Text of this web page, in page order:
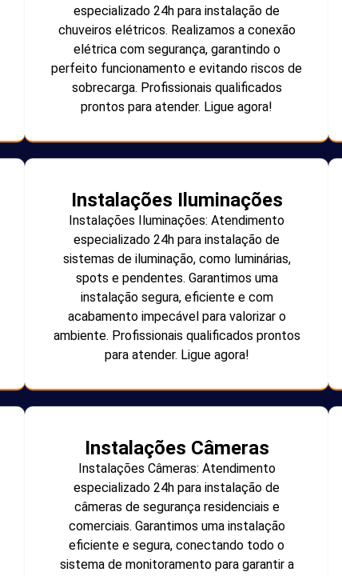
especializado 24h para instalação de
chuveiros elétricos. Realizamos a conexão
elétrica com segurança, garantindo o
perfeito funcionamento e evitando riscos de
sobrecarga. Profissionais qualificados
prontos para atender. Ligue agora!
Instalações Iluminações
Instalações Iluminações: Atendimento
especializado 24h para instalação de
sistemas de iluminação, como luminárias,
spots e pendentes. Garantimos uma
instalação segura, eficiente e com
acabamento impecável para valorizar o
ambiente. Profissionais qualificados prontos
para atender. Ligue agora!
Instalações Câmeras
Instalações Câmeras: Atendimento
especializado 24h para instalação de
câmeras de segurança residenciais e
comerciais. Garantimos uma instalação
eficiente e segura, conectando todo o
sistema de monitoramento para garantir a